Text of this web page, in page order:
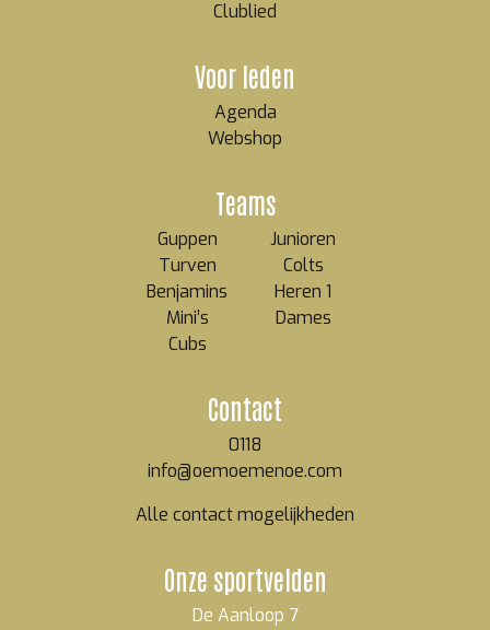
Clublied
Teams
Guppen
Turven
Benjamins
Mini’s
Cubs
Junioren
Colts
Heren 1
Dames
Voor leden
Agenda
Webshop
Contact
0118
info@oemoemenoe.com
Alle contact mogelijkheden
Onze sportvelden
De Aanloop 7